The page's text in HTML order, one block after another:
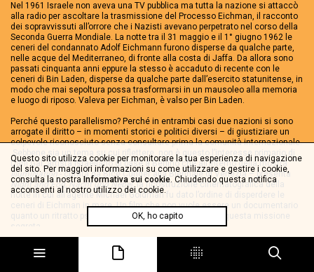
Nel 1961 Israele non aveva una TV pubblica ma tutta la nazione si attaccò
alla radio per ascoltare la trasmissione del Processo Eichman, il racconto
dei sopravvissuti all’orrore che i Nazisti avevano perpetrato nel corso della
Seconda Guerra Mondiale. La notte tra il 31 maggio e il 1° giugno 1962 le
ceneri del condannato Adolf Eichmann furono disperse da qualche parte,
nelle acque del Mediterraneo, di fronte alla costa di Jaffa. Da allora sono
passati cinquanta anni eppure la stesso è accaduto di recente con le
ceneri di Bin Laden, disperse da qualche parte dall’esercito statunitense, in
modo che mai sepoltura possa trasformarsi in un mausoleo alla memoria
e luogo di riposo. Valeva per Eichman, è valso per Bin Laden.
Perché questo parallelismo? Perché in entrambi casi due nazioni si sono
arrogate il diritto – in momenti storici e politici diversi – di giustiziare un
colpevole riconosciuto senza consultare prima la comunità internazionale.
Sebbene sia un tema su cui riflettere, non è questo l’interesse primario di
Dani Gal, artista israeliano di base a Berlino che all’interno della mostra
IllumiNation- curata da Bice Curiger alla Biennale di Venezia – presenta
Night and Fog, Nacht und Nebel, la ricostruzione cinematografica della
notte in cui all’agente Michael Goldman fu dato l’ordine di disperdere le
ceneri di Eichman in mare. Un film che non vuole essere un documentario
quanto un ritratto psicologico di coloro a cui fu affidata questa missione
segreta.
Per Radio Papesse, Angelika Stepken ne ha parlato con l’artista, ex ospite a
Villa Romana – residenza di cui è direttrice – nel 2008.
Questo sito utilizza cookie per monitorare la tua esperienza di navigazione
del sito. Per maggiori informazioni su come utilizzare e gestire i cookie,
consulta la nostra Informativa sui cookie. Chiudendo questa notifica
acconsenti al nostro utilizzo dei cookie.
OK, ho capito